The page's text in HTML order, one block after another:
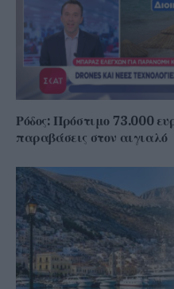
Ρόδος: Πρόστιμο 73.000
παραβάσεις στον αιγιαλό